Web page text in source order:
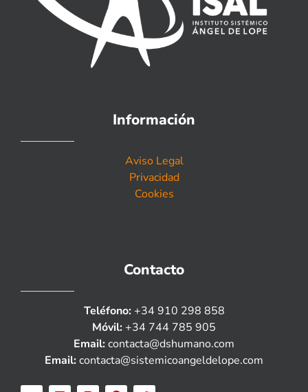
Información
Aviso Legal
Privacidad
Cookies
Contacto
Teléfono: +34 910 298 858
Móvil: +34 744 785 905
Email: contacta@dshumano.com
Email: contacta@sistemicoangeldelope.com